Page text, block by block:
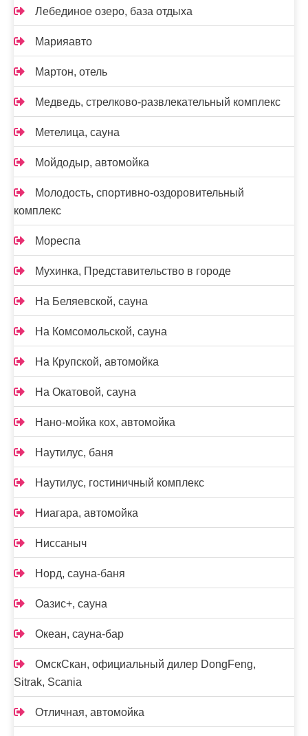
Лебединое озеро, база отдыха
Марияавто
Мартон, отель
Медведь, стрелково-развлекательный комплекс
Метелица, сауна
Мойдодыр, автомойка
Молодость, спортивно-оздоровительный
комплекс
Мореспа
Мухинка, Представительство в городе
На Беляевской, сауна
На Комсомольской, сауна
На Крупской, автомойка
На Окатовой, сауна
Нано-мойка кох, автомойка
Наутилус, баня
Наутилус, гостиничный комплекс
Ниагара, автомойка
Ниссаныч
Норд, сауна-баня
Оазис+, сауна
Океан, сауна-бар
ОмскСкан, официальный дилер DongFeng,
Sitrak, Scania
Отличная, автомойка